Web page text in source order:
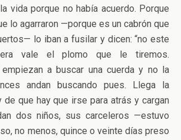
vida porque no había acuerdo. Porque
lo agarraron —porque es un cabrón que
lo iban a fusilar y dicen: “no este
vale el plomo que le tiremos.
empiezan a buscar una cuerda y no la
andan buscando pues. Llega la
que hay que irse para atrás y cargan
dos niños, sus carceleros —estuvo
no menos, quince o veinte días preso